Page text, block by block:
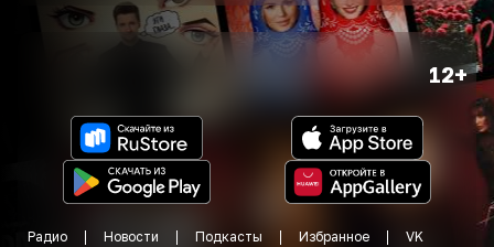
12+
Радио Новости Подкасты Избранное
VK